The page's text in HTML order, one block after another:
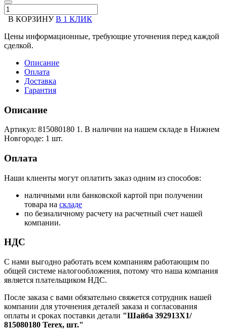
В КОРЗИНУ В 1 КЛИК
Цены информационные, требующие уточнения перед каждой
сделкой.
Описание
Оплата
Доставка
Гарантия
Описание
Артикул: 815080180 1. В наличии на нашем складе в Нижнем
Новгороде: 1 шт.
Оплата
Наши клиенты могут оплатить заказ одним из способов:
наличными или банковской картой при получении
товара на складе
по безналичному расчету на расчетный счет нашей
компании.
НДС
С нами выгодно работать всем компаниям работающим по
общей системе налогообложения, потому что наша компания
является плательщиком НДС.
После заказа с вами обязательно свяжется сотрудник нашей
компании для уточнения деталей заказа и согласования
оплаты и сроках поставки детали "Шайба 392913Х1/
815080180 Terex, шт."